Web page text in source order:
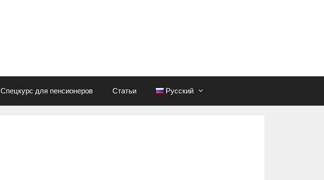
Спецкурс для пенсионеров Статьи Русский